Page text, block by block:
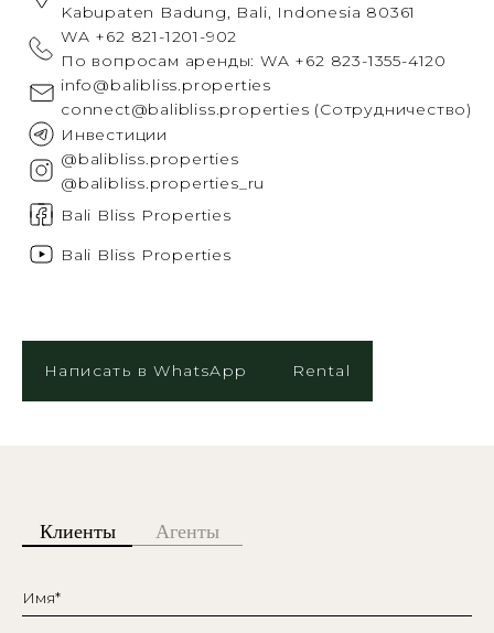
Kabupaten Badung, Bali, Indonesia 80361
WA +62 821-1201-902
По вопросам аренды:WA +62 823-1355-4120
info@balibliss.properties
connect@balibliss.properties (Сотрудничество)
Инвестиции
@balibliss.properties
@balibliss.properties_ru
Bali Bliss Properties
Bali Bliss Properties
Написать в WhatsApp Rental
Клиенты Агенты